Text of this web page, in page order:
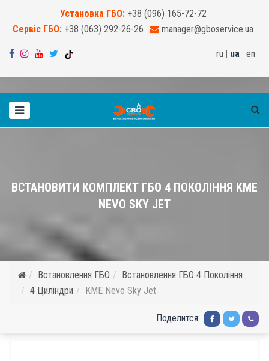
Установка ГБО: +38 (096) 165-72-72
Сервіс ГБО: +38 (063) 292-26-26 manager@gboservice.ua
ru | ua | en
ВСТАНОВИТИ КОМПЛЕКТ ГБО 4 ПОКОЛІННЯ KME
NEVO SKY JET
Встановлення ГБО
Встановлення ГБО 4 Покоління
4 Циліндри
KME Nevo Sky Jet
Поделится: